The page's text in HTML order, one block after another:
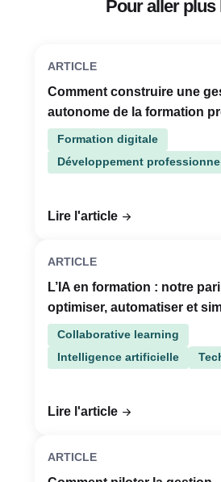
Pour aller plus
ARTICLE
Comment construire une
autonome de la formation
Formation digitale
Développement
Lire l'article
ARTICLE
L’IA en formation : notre
optimiser, automatiser et
Collaborative learning
Intelligence artificielle
Lire l'article
ARTICLE